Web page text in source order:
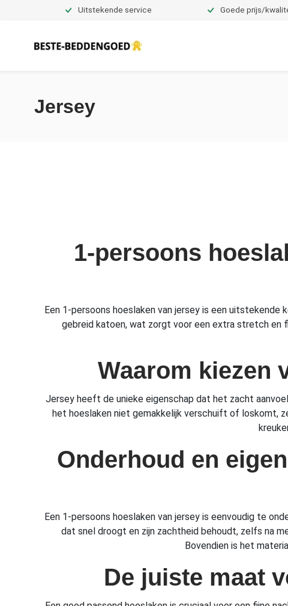
Uitstekende service Goede prijs/
Jersey
1-persoons
Een 1-persoons hoeslaken van jersey is een
gebreid katoen, wat zorgt voor een extra stretch en
Waarom kiezen
Jersey heeft de unieke eigenschap dat het zacht
het hoeslaken niet gemakkelijk verschuift of loskomt,
Onderhoud en
Een 1-persoons hoeslaken van jersey is eenvoudig te
dat snel droogt en zijn zachtheid behoudt, zelfs na
Bovendien is het
De juiste maat